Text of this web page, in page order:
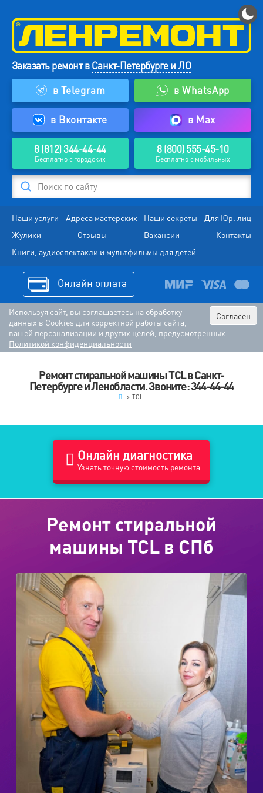
Заказать ремонт вСанкт-Петербурге и ЛО
в Telegram
в WhatsApp
в Вконтакте в Max
8 (812) 344-44-44
Бесплатно с городских
8 (800) 555-45-10
Бесплатно с мобильных
Поиск по сайту
Наши услуги Адреса мастерских Наши секреты
Для Юр. лиц
Жулики
Отзывы Вакансии
Контакты
Книги, аудиоспектакли и мультфильмы для детей
Онлайн оплата
Согласен
Используя сайт, вы соглашаетесь на обработку
данных в Cookies для корректной работы сайта,
вашей персонализации и других целей, предусмотренных
Политикой конфиденциальности
Ремонт стиральной машины TCL в Санкт-
Петербурге и Ленобласти. Звоните: 344-44-44
>TCL
Онлайн диагностика
Узнать точную стоимость ремонта
Ремонт стиральной
машины TCL в СПб